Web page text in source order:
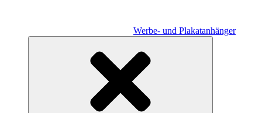
Werbe- und Plakatanhänger